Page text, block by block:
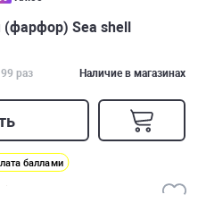
Sea shell
раз Наличие в магазинах
баллами